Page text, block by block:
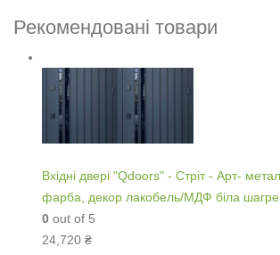
Рекомендовані товари
Вхідні двері "Qdoors" - Стріт - Арт-
фарба, декор лакобель/МДФ біла
0 out of 5
24,720 ₴